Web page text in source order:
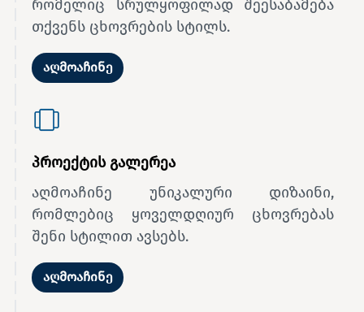
რომელიც სრულყოფილად შეესაბამება
თქვენს ცხოვრების სტილს.
აღმოაჩინე
პროექტის გალერეა
აღმოაჩინე უნიკალური დიზაინი,
რომლებიც ყოველდღიურ ცხოვრებას
შენი სტილით ავსებს.
აღმოაჩინე